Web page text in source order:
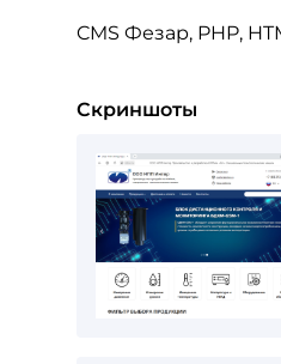
CMS Фезар, PHP,
Скриншоты